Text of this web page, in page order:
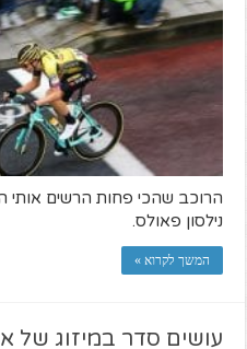
הרוכב שהכי פחות הרשים אותי
נילסון פאולס.
המשך לקרוא »
עושים סדר במיזוג של